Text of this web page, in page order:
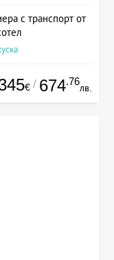
с транспорт от
€ / 674.76
лв.